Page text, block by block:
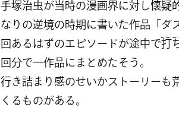
手塚治虫が当時の漫画界に対し懐
なりの逆境の時期に書いた作品「ダ
回あるはずのエピソードが途中で
回分で一作品にまとめたそう。
行き詰まり感のせいかストーリー
くるものがある。